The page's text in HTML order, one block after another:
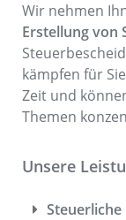
Wir nehmen
Erstellung von
kämpfen für
Zeit und
Themen
Unsere